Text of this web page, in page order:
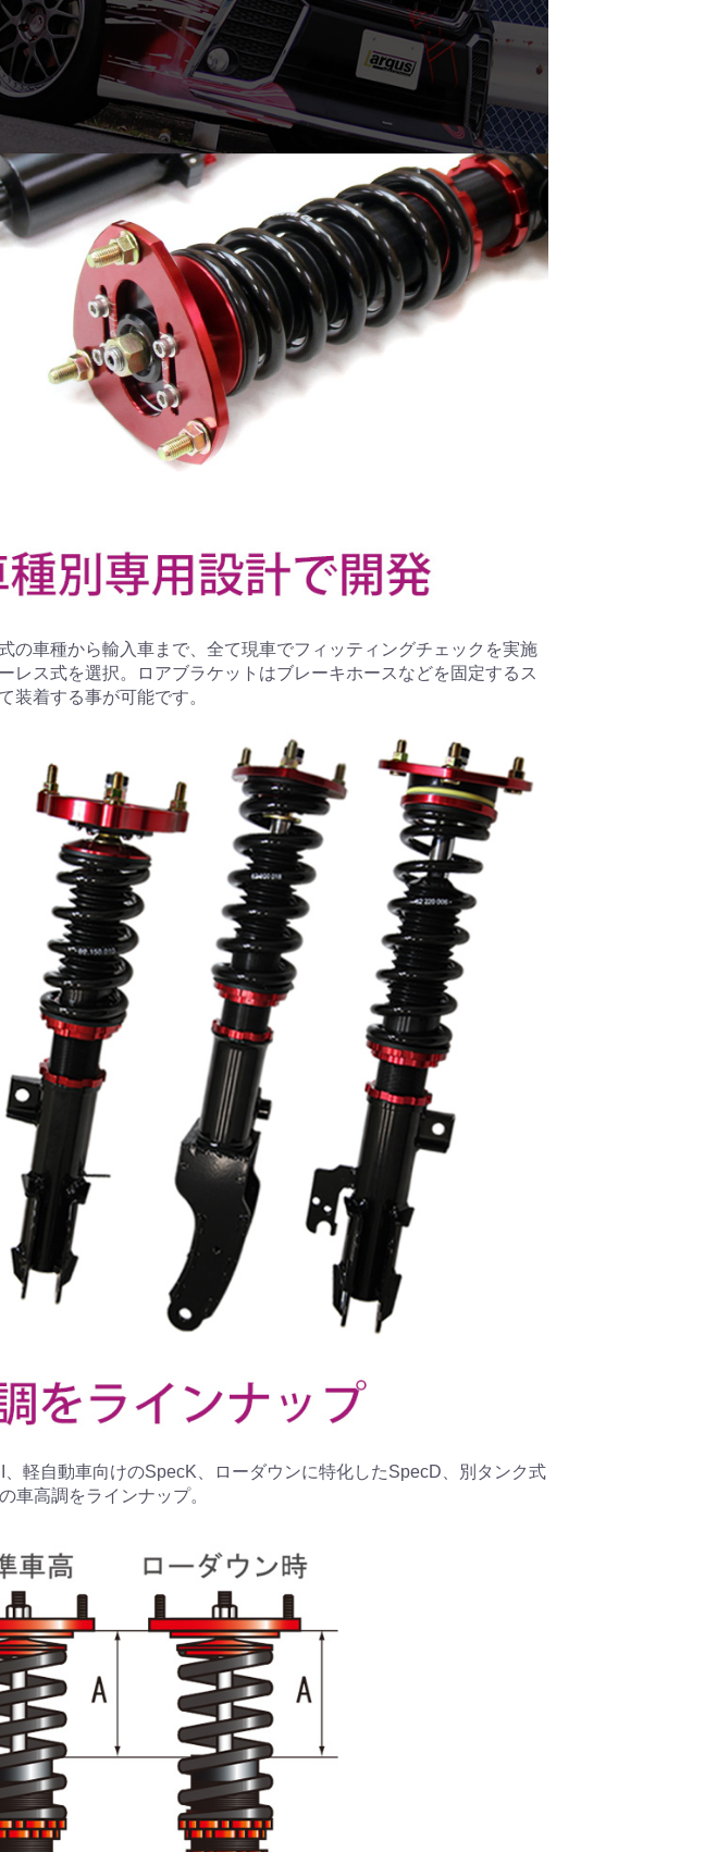
の車種から輸入車まで、全て現車でフィッティングチェックを実施
ス式を選択。ロアブラケットはブレーキホースなどを固定するス
装着する事が可能です。
軽自動車向けのSpecK、ローダウンに特化したSpecD、別タンク式
車高調をラインナップ。